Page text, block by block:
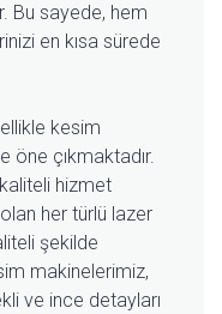
Bu sayede, hem
en kısa sürede
kesim
öne çıkmaktadır.
hizmet
her türlü lazer
şekilde
makinelerimiz,
ve ince detayları